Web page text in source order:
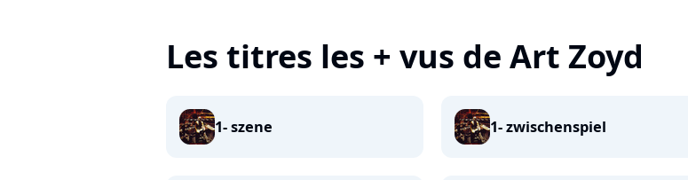
Les titres les + vus de Art Zoyd
1- szene 1- zwischenspiel